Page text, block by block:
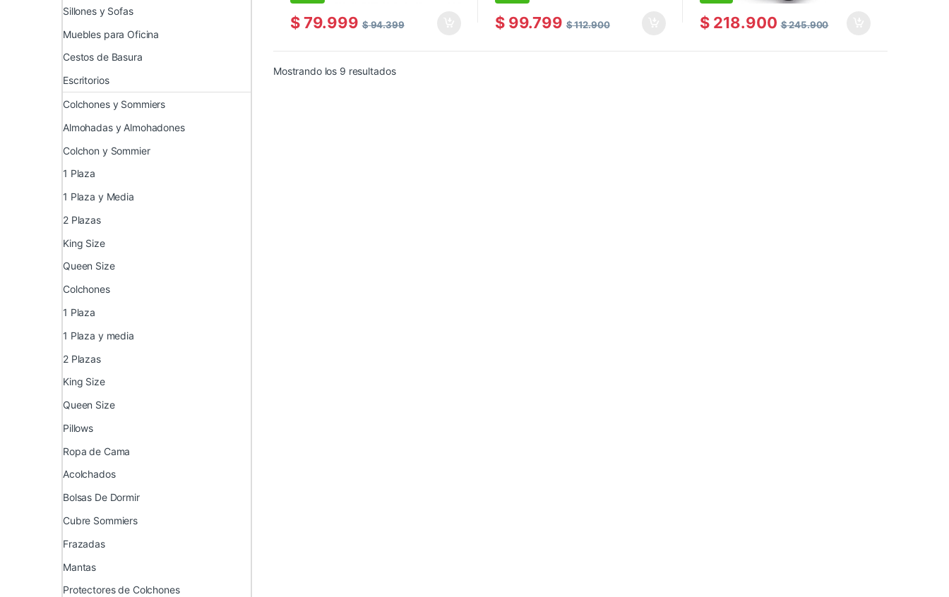
$79.999 $94.399 $99.799 $112.900 $218.900 $245.900
Mostrando los 9 resultadosOrdenado por precio: bajo a alto
Sillones y Sofas
Muebles para Oficina
Cestos de Basura
Escritorios
Colchones y Sommiers
Almohadas y Almohadones
Colchon y Sommier
1 Plaza
1 Plaza y Media
2 Plazas
King Size
Queen Size
Colchones
1 Plaza
1 Plaza y media
2 Plazas
King Size
Queen Size
Pillows
Ropa de Cama
Acolchados
Bolsas De Dormir
Cubre Sommiers
Frazadas
Mantas
Protectores de Colchones